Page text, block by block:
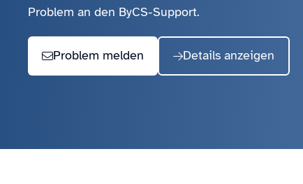
Problem an den ByCS-Support.
Problem melden Details anzeigen